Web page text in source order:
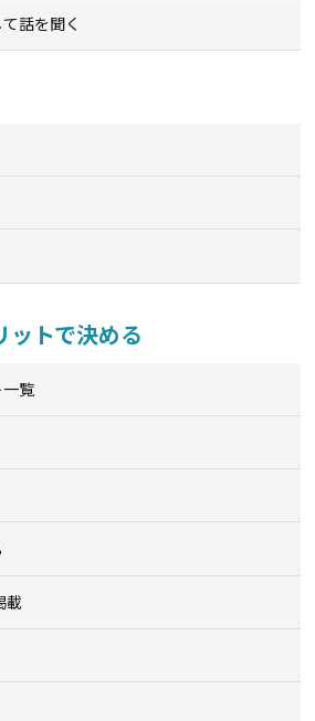
話を聞く
ットで決める
覧
載